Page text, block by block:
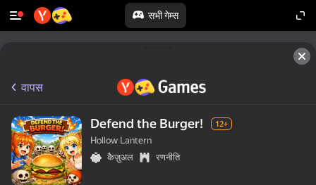
सभी गेम्स
वापस
Defend the Burger! 12+
Hollow Lantern
कैज़ुअल
रणनीति